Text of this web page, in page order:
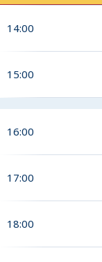
14:00
15:00
16:00
17:00
18:00